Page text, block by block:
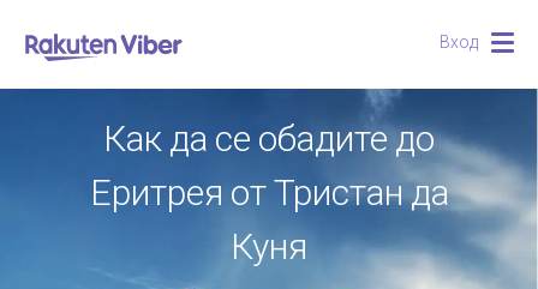
Вход
Как да се обадите до
Еритрея от Тристан да
Куня